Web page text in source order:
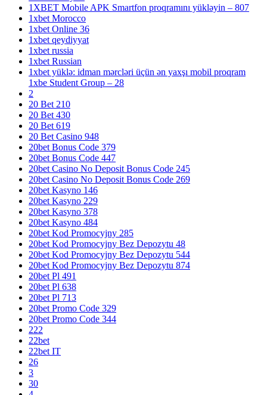
1XBET Mobile APK Smartfon proqramını yükləyin – 807
1xbet Morocco
1xbet Online 36
1xbet qeydiyyat
1xbet russia
1xbet Russian
1xbet yüklə: idman mərcləri üçün ən yaxşı mobil proqram
1xbe Student Group – 28
2
20 Bet 210
20 Bet 430
20 Bet 619
20 Bet Casino 948
20bet Bonus Code 379
20bet Bonus Code 447
20bet Casino No Deposit Bonus Code 245
20bet Casino No Deposit Bonus Code 269
20bet Kasyno 146
20bet Kasyno 229
20bet Kasyno 378
20bet Kasyno 484
20bet Kod Promocyjny 285
20bet Kod Promocyjny Bez Depozytu 48
20bet Kod Promocyjny Bez Depozytu 544
20bet Kod Promocyjny Bez Depozytu 874
20bet Pl 491
20bet Pl 638
20bet Pl 713
20bet Promo Code 329
20bet Promo Code 344
222
22bet
22bet IT
26
3
30